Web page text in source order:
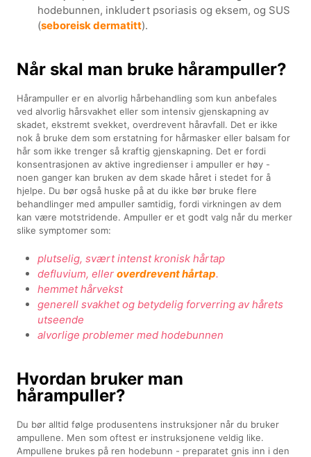
hodebunnen, inkludert psoriasis og eksem, og SUS
(seboreisk dermatitt).
Når skal man bruke hårampuller?
Hårampuller er en alvorlig hårbehandling som kun anbefales
ved alvorlig hårsvakhet eller som intensiv gjenskapning av
skadet, ekstremt svekket, overdrevent håravfall. Det er ikke
nok å bruke dem som erstatning for hårmasker eller balsam for
hår som ikke trenger så kraftig gjenskapning. Det er fordi
konsentrasjonen av aktive ingredienser i ampuller er høy -
noen ganger kan bruken av dem skade håret i stedet for å
hjelpe. Du bør også huske på at du ikke bør bruke flere
behandlinger med ampuller samtidig, fordi virkningen av dem
kan være motstridende. Ampuller er et godt valg når du merker
slike symptomer som:
plutselig, svært intenst kronisk hårtap
defluvium, elleroverdrevent hårtap.
hemmet hårvekst
generell svakhet og betydelig forverring av hårets
utseende
alvorlige problemer med hodebunnen
Hvordan bruker man
hårampuller?
Du bør alltid følge produsentens instruksjoner når du bruker
ampullene. Men som oftest er instruksjonene veldig like.
Ampullene brukes på ren hodebunn - preparatet gnis inn i den